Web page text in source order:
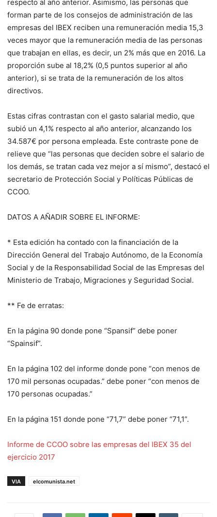
respecto al año anterior. Asimismo, las personas que
forman parte de los consejos de administración de las
empresas del IBEX reciben una remuneración media 15,3
veces mayor que la remuneración media de las personas
que trabajan en ellas, es decir, un 2% más que en 2016. La
proporción sube al 18,2% (0,5 puntos superior al año
anterior), si se trata de la remuneración de los altos
directivos.
Estas cifras contrastan con el gasto salarial medio, que
subió un 4,1% respecto al año anterior, alcanzando los
34.587€ por persona empleada. Este contraste pone de
relieve que “las personas que deciden sobre el salario de
los demás, se tratan cada vez mejor a sí mismo”, destacó el
secretario de Protección Social y Políticas Públicas de
CCOO.
DATOS A AÑADIR SOBRE EL INFORME:
* Esta edición ha contado con la financiación de la
Dirección General del Trabajo Autónomo, de la Economía
Social y de la Responsabilidad Social de las Empresas del
Ministerio de Trabajo, Migraciones y Seguridad Social.
** Fe de erratas:
En la página 90 donde pone “Spansif” debe poner
“Spainsif”.
En la página 102 del informe donde pone “con menos de
170 mil personas ocupadas.” debe poner “con menos de
170 personas ocupadas.”
En la página 151 donde pone “71,7” debe poner “71,1”.
Informe de CCOO sobre las empresas del IBEX 35 del
ejercicio 2017
VIA elcomunista.net